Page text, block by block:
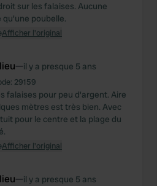
sur les falaises. Aucune
poubelle.
Afficher l'original
—il y a presque 5 ans
29159
falaises pour peu d'argent. Aire
mètres est très bien. Avec
pour le centre et la plage du
Afficher l'original
—il y a presque 5 ans